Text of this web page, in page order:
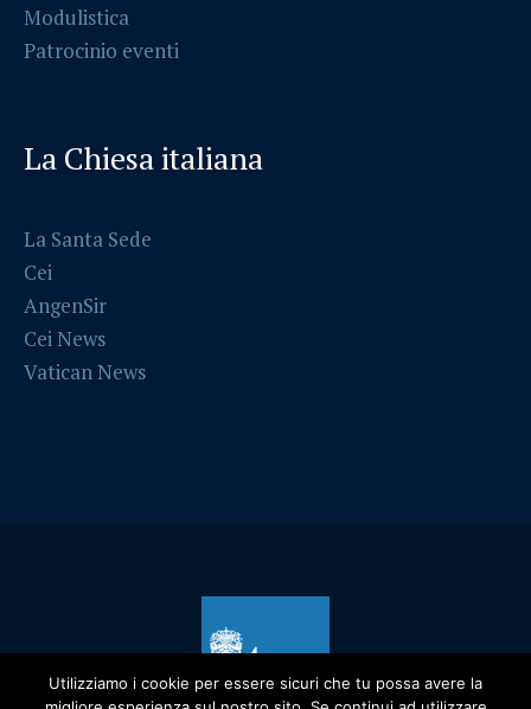
Modulistica
Patrocinio eventi
La Chiesa italiana
La Santa Sede
Cei
AngenSir
Cei News
Vatican News
Utilizziamo i cookie per essere sicuri che tu possa avere la